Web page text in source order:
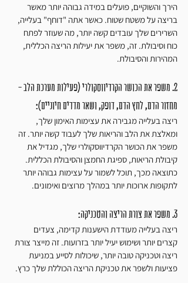
הירך והשוקיים, פועלים במידה גבוהה יותר מאשר
בריצה על משטח שטוח. כאשר אתה "דוחף" בעלייה,
השרירים שלך עובדים קשה יותר, מה שעוזר לפתח
כוח וסיבולת. זה, משפר את יעילות הריצה הכללית,
המהירות והסיבולת.
2. משפר את הכושר הקרדיווסקולרי (פעילות מערכת הלב -
מחזור הדם, לחץ הדם, דופק, ושאר מדדים חיוניים):
ריצה בעלייה מגבירה את עצימות האימון שלך,
ומאלצת את הלב והריאות שלך לעבוד קשה יותר. זה
משפר את הכושר הקרדיווסקולרי שלך, מגדיל את
קיבולת הריאות, ספיגת החמצן והסיבולת הכללית.
כתוצאה מכך, תוכל לשמור על עצימות גבוהה יותר
לתקופות ארוכות יותר במהלך מרוצים ואימונים.
3. משפר את צורת הריצה והטכניקה:
ריצה בעלייה מעודדת הישענות קדימה, צעדים
קצרים יותר ושימוש יעיל יותר בזרועות. זה מייצר צורת
ריצה וטכניקה טובה יותר, שיכולות לסייע במניעת
פציעות ולשפר את טכניקת הריצה הכוללת שלך כרץ.